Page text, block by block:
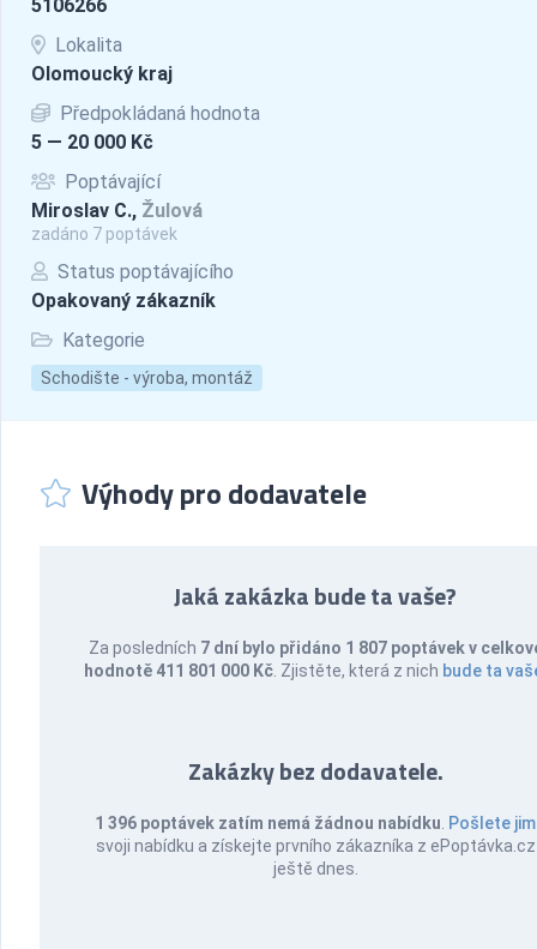
5106266
Lokalita
Olomoucký kraj
Předpokládaná hodnota
5 — 20 000 Kč
Poptávající
Miroslav C., Žulová
zadáno 7 poptávek
Status poptávajícího
Opakovaný zákazník
Kategorie
Schodište - výroba, montáž
Výhody pro dodavatele
Jaká zakázka bude ta vaše?
Za posledních 7 dní bylo přidáno 1 807 poptávek v
hodnotě 411 801 000 Kč . Zjistěte, která z nich bude ta
Zakázky bez dodavatele.
1 396 poptávek zatím nemá žádnou nabídku Pošlete jim
svoji nabídku a získejte prvního zákazníka z ePoptávka.cz
ještě dnes.